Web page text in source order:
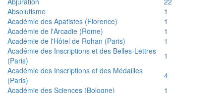
Absolutisme
1
Académie des Apatistes (Florence)
1
Académie de l'Arcadie (Rome)
1
Académie de l'Hôtel de Rohan (Paris)
1
Académie des Inscriptions et des Belles-Lettres
(Paris)
1
Académie des Inscriptions et des Médailles
(Paris)
4
Académie des Sciences (Bologne)
1